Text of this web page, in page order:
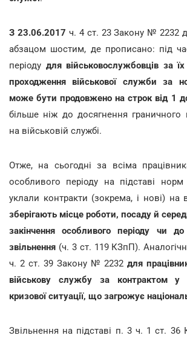
З 23.06.2017 ч. 4 ст. 23 Закону № 2232
абзацом шостим, де прописано: під
періоду для військовослужбовців за
проходження військової служби за
може бути продовжено на строк від 1
більше ніж до досягнення граничного
на військовій службі.
Отже, на сьогодні за всіма
особливого періоду на підставі
уклали контракти (зокрема, і нові) на
зберігають місце роботи, посаду й
закінчення особливого періоду чи
звільнення (ч. 3 ст. 119 КЗпП).
ч. 2 ст. 39 Закону № 2232для
військову службу за контрактом у
кризової ситуації, що загрожує
Звільнення на підставі п. 3 ч. 1 ст. 36